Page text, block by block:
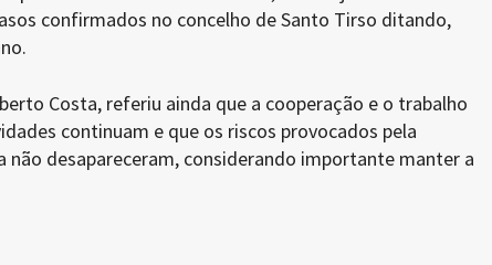
confirmados no concelho de Santo Tirso ditando,
Costa, referiu ainda que a cooperação e o trabalho
continuam e que os riscos provocados pela
não desapareceram, considerando importante manter a